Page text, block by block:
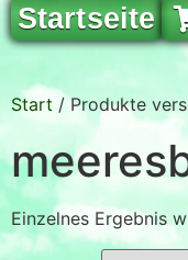
Startseite
Start / Produkte
Einzelnes Ergebnis